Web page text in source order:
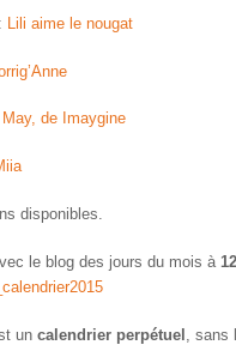
Lili aime le nougat
May, de Imaygine
disponibles.
le blog des jours du mois à
un calendrier perpétuel , sans